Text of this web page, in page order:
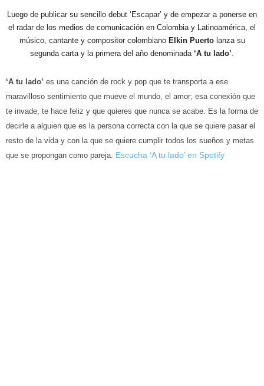
Luego de publicar su sencillo debut ‘Escapar’ y de empezar a ponerse en
el radar de los medios de comunicación en Colombia y Latinoamérica, el
músico, cantante y compositor colombiano Elkin Puertolanza su
segunda carta y la primera del año denominada ‘A tu lado’.
‘A tu lado’ es una canción de rock y pop que te transporta a ese
maravilloso sentimiento que mueve el mundo, el amor; esa conexión que
te invade, te hace feliz y que quieres que nunca se acabe. Es la forma de
decirle a alguien que es la persona correcta con la que se quiere pasar el
resto de la vida y con la que se quiere cumplir todos los sueños y metas
que se propongan como pareja. Escucha ‘A tu lado’ en Spotify